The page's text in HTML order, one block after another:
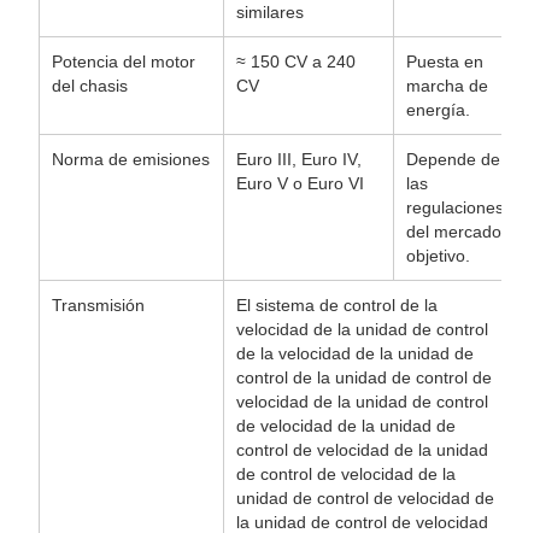
similares
Potencia del motor
del chasis
≈ 150 CV a 240
CV
Puesta en
marcha de
energía.
Norma de emisiones
Euro III, Euro IV,
Euro V o Euro VI
Depende de
las
regulaciones
del mercado
objetivo.
Transmisión
El sistema de control de la
velocidad de la unidad de control
de la velocidad de la unidad de
control de la unidad de control de
velocidad de la unidad de control
de velocidad de la unidad de
control de velocidad de la unidad
de control de velocidad de la
unidad de control de velocidad de
la unidad de control de velocidad